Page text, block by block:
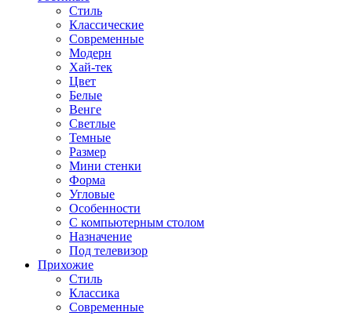
Стиль
Классические
Современные
Модерн
Хай-тек
Цвет
Белые
Венге
Светлые
Темные
Размер
Мини стенки
Форма
Угловые
Особенности
С компьютерным столом
Назначение
Под телевизор
Прихожие
Стиль
Классика
Современные